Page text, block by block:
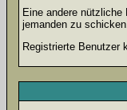
Eine andere
jemanden zu
Registrierte Benutzer